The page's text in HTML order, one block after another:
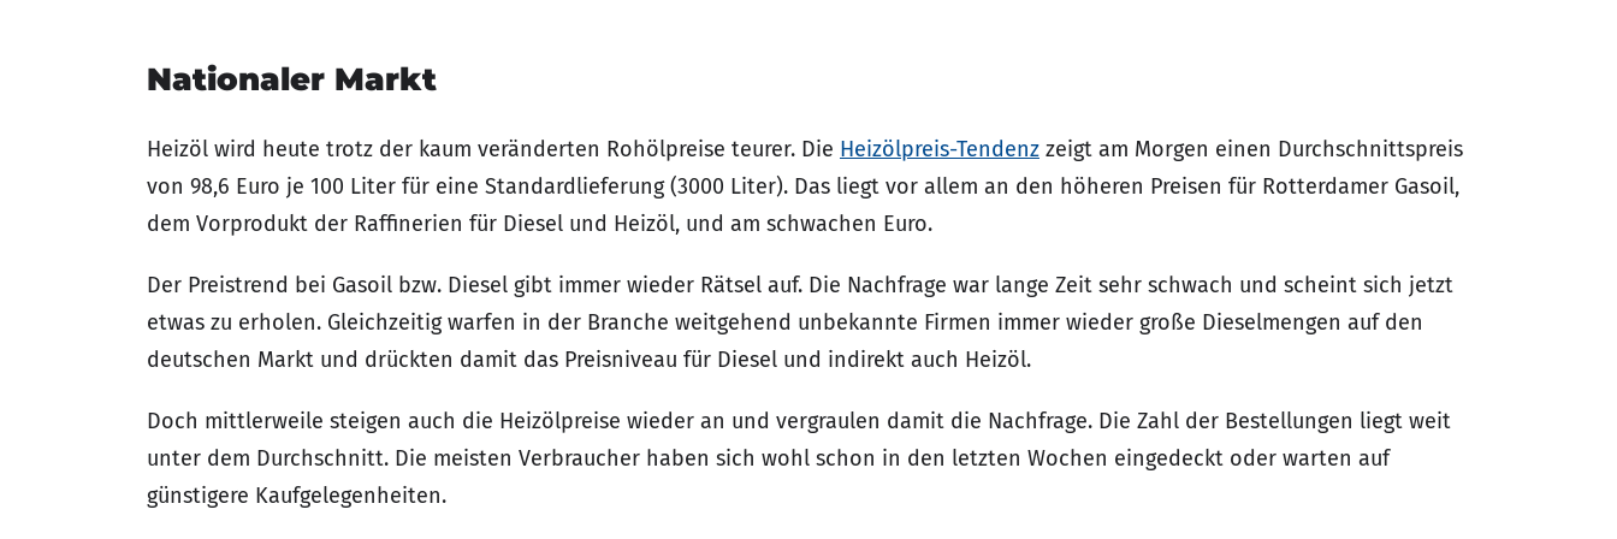
Nationaler Markt
Heizöl wird heute trotz der kaum veränderten Rohölpreise teurer. Die Heizölpreis-Tendenz zeigt am Morgen einen Durchschnittspreis
von 98,6 Euro je 100 Liter für eine Standardlieferung (3000 Liter). Das liegt vor allem an den höheren Preisen für Rotterdamer Gasoil,
dem Vorprodukt der Raffinerien für Diesel und Heizöl, und am schwachen Euro.
Der Preistrend bei Gasoil bzw. Diesel gibt immer wieder Rätsel auf. Die Nachfrage war lange Zeit sehr schwach und scheint sich jetzt
etwas zu erholen. Gleichzeitig warfen in der Branche weitgehend unbekannte Firmen immer wieder große Dieselmengen auf den
deutschen Markt und drückten damit das Preisniveau für Diesel und indirekt auch Heizöl.
Doch mittlerweile steigen auch die Heizölpreise wieder an und vergraulen damit die Nachfrage. Die Zahl der Bestellungen liegt weit
unter dem Durchschnitt. Die meisten Verbraucher haben sich wohl schon in den letzten Wochen eingedeckt oder warten auf
günstigere Kaufgelegenheiten.